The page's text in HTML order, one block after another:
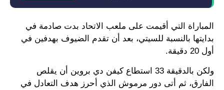
المباراة التي أقيمت على ملعب الاتحاد بدت صادمة في
بدايتها بالنسبة للسيتي، بعد أن تقدم الضيوف بهدفين في
أول 20 دقيقة.
ولكن بالدقيقة 33 استطاع كيفن دي بروين أن يقلص
الفارق، ثم أتى دور مرموش الذي أحرز هدف التعادل في